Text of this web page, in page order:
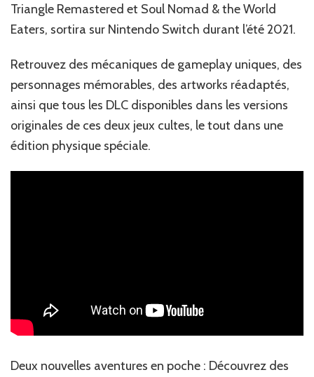
Triangle Remastered et Soul Nomad & the World
Eaters, sortira sur Nintendo Switch durant l’été 2021.
Retrouvez des mécaniques de gameplay uniques, des
personnages mémorables, des artworks réadaptés,
ainsi que tous les DLC disponibles dans les versions
originales de ces deux jeux cultes, le tout dans une
édition physique spéciale.
Deux nouvelles aventures en poche : Découvrez des